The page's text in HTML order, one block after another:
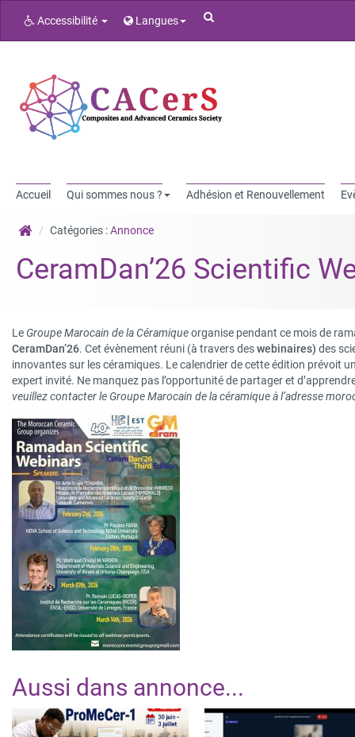
Accessibilité Langues
Accueil Qui sommes nous ? Adhésion et Renouvellement
Catégories :Annonce
CeramDan’26 Scientific
Le Groupe Marocain de la Céramiqueorganise pendant ce mois de
CeramDan’26. Cet évènement réuni (à travers deswebinaires) des
innovantes sur les céramiques. Le calendrier de cette édition prévoit
expert invité. Ne manquez pas l’opportunité de partager et
veuillez contacter le Groupe Marocain de la céramique à l’adresse
Aussi dans annonce...